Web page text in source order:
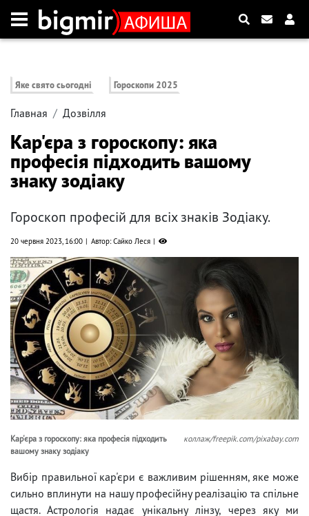
Яке свято сьогодні Гороскопи 2025
Главная Дозвілля
Кар'єра з гороскопу: яка
професія підходить вашому
знаку зодіаку
Гороскоп професій для всіх знаків Зодіаку.
20 червня 2023, 16:00 Автор: Сайко Леся
Кар'єра з гороскопу: яка професія підходить
вашому знаку зодіаку
коллаж/freepik.com/pixabay.com
Вибір правильної кар'єри є важливим рішенням, яке може
сильно вплинути на нашу професійну реалізацію та спільне
щастя. Астрологія надає унікальну лінзу, через яку ми